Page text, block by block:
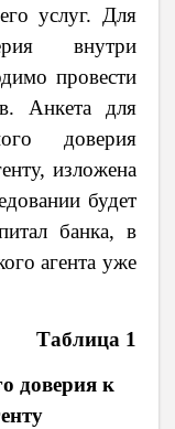
услуг. Для
внутри
провести
Анкета для
доверия
изложена
будет
банка, в
агента уже
Таблица 1
доверия к